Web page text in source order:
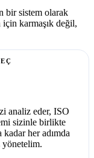
bir sistem olarak
karmaşık değil,
analiz eder, ISO
sizinle birlikte
her adımda
yönetelim.